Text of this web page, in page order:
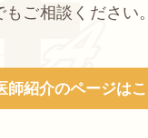
ご相談ください。
師紹介のページは